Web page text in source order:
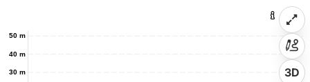
30 m
40 m
50 m
3D